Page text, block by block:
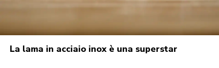
La lama in acciaio inox è una superstar